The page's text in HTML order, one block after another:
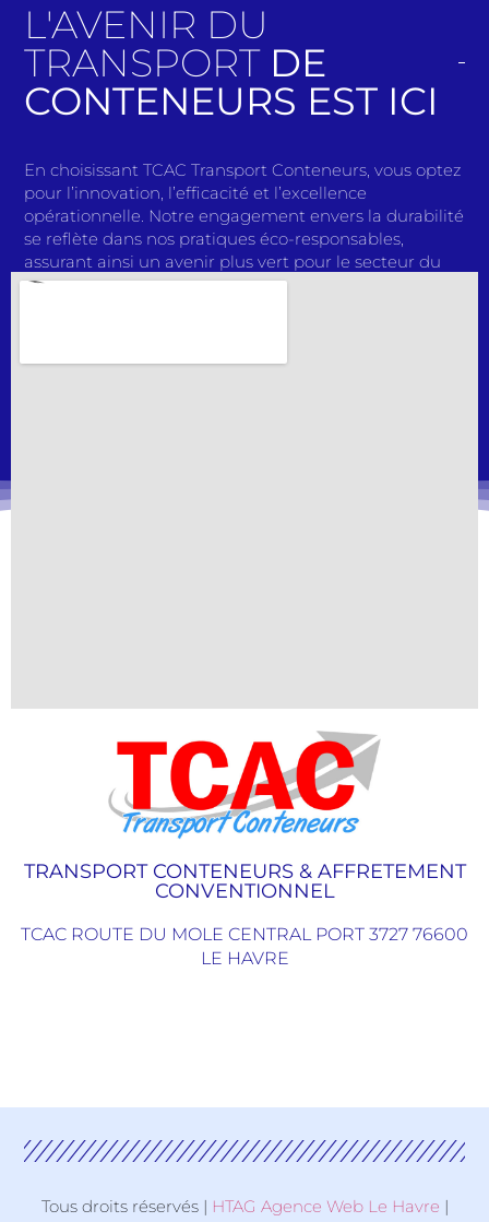
L'AVENIR DU
TRANSPORT DE
CONTENEURS EST ICI
En choisissant TCAC Transport Conteneurs, vous optez
pour l’innovation, l’efficacité et l’excellence
opérationnelle. Notre engagement envers la durabilité
se reflète dans nos pratiques éco-responsables,
assurant ainsi un avenir plus vert pour le secteur du
transport. Avec des solutions de pointe et une équipe
TRANSPORT CONTENEURS & AFFRETEMENT
CONVENTIONNEL
TCAC ROUTE DU MOLE CENTRAL PORT 3727 76600
LE HAVRE
Tous droits réservés | HTAG Agence Web Le Havre |